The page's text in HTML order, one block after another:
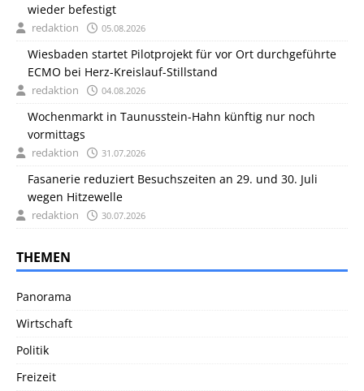
wieder befestigt
redaktion 05.08.2026
Wiesbaden startet Pilotprojekt für vor Ort durchgeführte
ECMO bei Herz-Kreislauf-Stillstand
redaktion 04.08.2026
Wochenmarkt in Taunusstein-Hahn künftig nur noch
vormittags
redaktion 31.07.2026
Fasanerie reduziert Besuchszeiten an 29. und 30. Juli
wegen Hitzewelle
redaktion 30.07.2026
THEMEN
Panorama
Wirtschaft
Politik
Freizeit